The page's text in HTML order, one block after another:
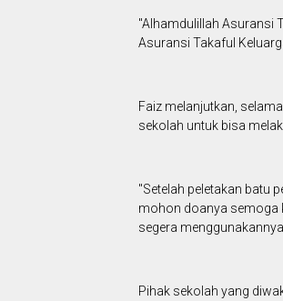
"Alhamdulillah Asuransi
Asuransi Takaful
Faiz melanjutkan,
sekolah untuk bisa
"Setelah peletakan batu
mohon doanya semoga
segera
Pihak sekolah yang